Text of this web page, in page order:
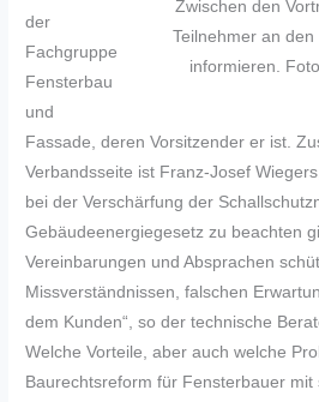
Zwischen den
Teilnehmer an
informieren.
der
Fachgruppe
Fensterbau
und
Fassade, deren Vorsitzender er ist.
Verbandsseite ist Franz-Josef
bei der Verschärfung der
Gebäudeenergiegesetz zu beachten
Vereinbarungen und Absprachen
Missverständnissen, falschen
dem Kunden“, so der technische
Welche Vorteile, aber auch welche
Baurechtsreform für Fensterbauer